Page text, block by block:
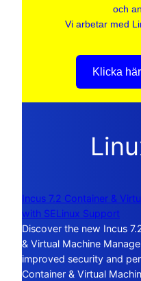
och
Vi arbetar med
Klicka
Incus 7.2 Container &
with SELinux Support
Discover the new Incus
& Virtual Machine
improved security and
Container & Virtual